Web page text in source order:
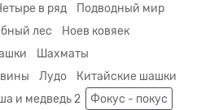
в ряд
Подводный мир
лес
Ноев ковяек
Шахматы
Лудо
Китайские шашки
и медведь 2
Фокус - покус